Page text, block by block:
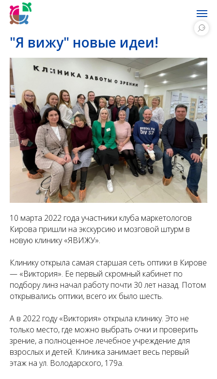
"Я вижу" новые идеи!
10 марта 2022 года участники клуба маркетологов
Кирова пришли на экскурсию и мозговой штурм в
новую клинику «ЯВИЖУ».
Клинику открыла самая старшая сеть оптики в Кирове
— «Виктория». Ее первый скромный кабинет по
подбору линз начал работу почти 30 лет назад. Потом
открывались оптики, всего их было шесть.
А в 2022 году «Виктория» открыла клинику. Это не
только место, где можно выбрать очки и проверить
зрение, а полноценное лечебное учреждение для
взрослых и детей. Клиника занимает весь первый
этаж на ул. Володарского, 179а.